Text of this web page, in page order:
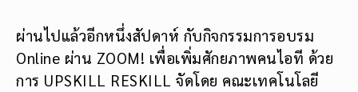
ผ่านไปแล้วอีกหนึ่งสัปดาห์ กับกิจกรรมการอบรม
Online ผ่าน ZOOM! เพื่อเพิ่มศักยภาพคนไอที ด้วย
การ UPSKILL RESKILL จัดโดย คณะเทคโนโลยี